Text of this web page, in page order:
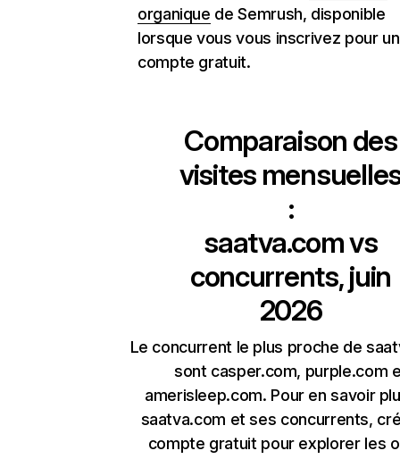
organique de Semrush, disponible
lorsque vous vous inscrivez pour un
compte gratuit.
Comparaison des
visites
:
saatva.comvs
concurrents, juin
2026
Le concurrent le plus proche de
sont casper.com, purple.com
amerisleep.com. Pour en savoir
saatva.com et ses concurrents,
compte gratuit pour explorer les